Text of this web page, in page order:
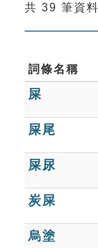
索引選單
單字索引
生命大百科
遊戲專區
教學應用
貓頭鷹博士
共 39 筆資
詞條名稱
屎
屎尾
屎尿
炭屎
烏塗